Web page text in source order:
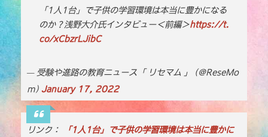
e
b
o
o
k
te
r
l
y
Li
k
「1人1台」で子供の学習環境は本当に豊かになる
のか？浅野大介氏インタビュー＜前編＞https://t.
co/xCbzrLJibC
— 受験や進路の教育ニュース「 リセマム 」 (@ReseMo
m) January 17, 2022
リンク：
「1人1台」で子供の学習環境は本当に豊かに